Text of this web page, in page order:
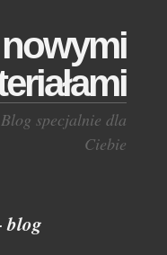
Blog specjalnie dla
Ciebie
blog